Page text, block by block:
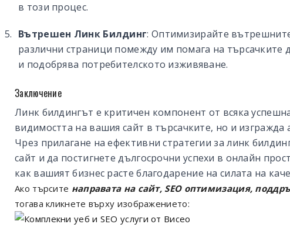
в този процес.
Вътрешен Линк Билдинг: Оптимизирайте
различни страници помежду им помага на
и подобрява потребителското изживяване.
Заключение
Линк билдингът е критичен компонент от всяка
видимостта на вашия сайт в търсачките, но и
Чрез прилагане на ефективни стратегии за линк
сайт и да постигнете дългосрочни успехи в онлайн
как вашият бизнес расте благодарение на силата на
Ако търсите направата на сайт, SEO оптимизация,
тогава кликнете върху изображението: